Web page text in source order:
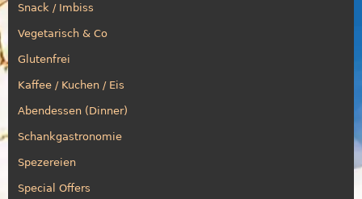
Snack / Imbiss
Vegetarisch & Co
Glutenfrei
Kaffee / Kuchen / Eis
Abendessen (Dinner)
Schankgastronomie
Spezereien
Special Offers